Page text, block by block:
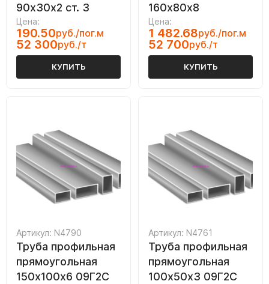
90х30х2 ст. 3
Цена:
190.50руб./пог.м
52 300руб./т
КУПИТЬ
160х80х8
Цена:
1 482.68руб./пог.м
52 700руб./т
КУПИТЬ
Артикул: N4790
Труба профильная
прямоугольная
150х100х6 09Г2С
Артикул: N4761
Труба профильная
прямоугольная
100х50х3 09Г2С